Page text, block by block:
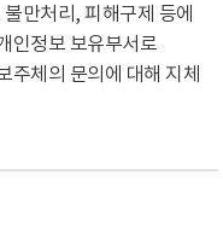
만처리, 피해구제 등에
인정보 보유부서로
주체의 문의에 대해 지체